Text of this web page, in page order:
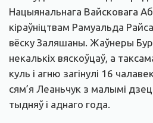
Нацыянальнага Вайсковага
кіраўніцтвам Рамуальда
вёску Заляшаны. Жаўнеры
некалькіх вяскоўцаў, а
куль і агню загінулі 16
сям’я Леаньчук з малымі
тыдняў і аднаго года.